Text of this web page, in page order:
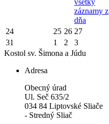
všetky
záznamy z
dňa
24 25 26 27
31
1 2 3
Kostol sv. Šimona a Júdu
Adresa
Obecný úrad
Ul. Seč 635/2
034 84 Liptovské Sliače
- Stredný Sliač